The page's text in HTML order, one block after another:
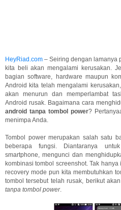
HeyRiad.com – Seiring dengan lamanya
kita beli akan mengalami kerusakan.
bagian software, hardware maupun
Android kita telah mengalami
akan menurun dan memperlambat
Android rusak. Bagaimana cara
android tanpa tombol power?
menimpa Anda.
Tombol power merupakan salah satu
beberapa fungsi. Diantaranya
smartphone, mengunci dan
kombinasi tombol screenshot. Tak
recovery mode pun kita membutuhkan
tombol tersebut telah rusak, berikut
tanpa tombol power.